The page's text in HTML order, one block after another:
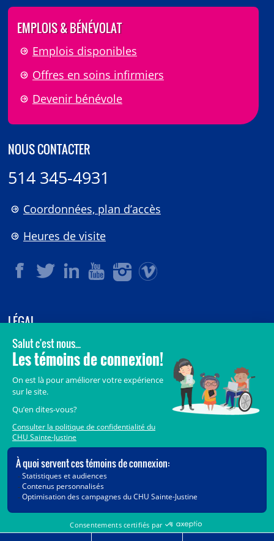
EMPLOIS & BÉNÉVOLAT
Emplois disponibles
Offres en soins infirmiers
Devenir bénévole
NOUS CONTACTER
514 345-4931
Coordonnées, plan d’accès
Heures de visite
LÉGAL
© 2006-2026CHU Sainte-Justine.
Tous droits réservés.
Crédits
Accès aux documents des organismes publics